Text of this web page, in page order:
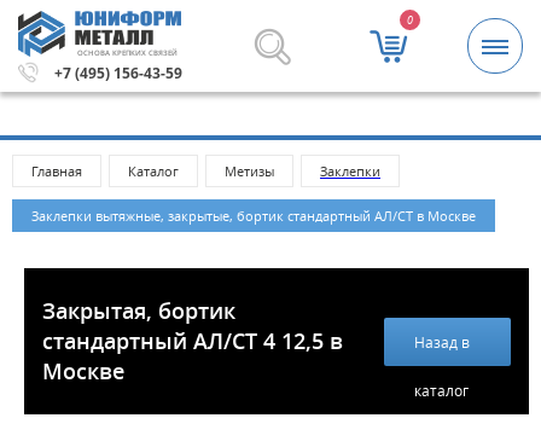
ОСНОВА КРЕПКИХ СВЯЗЕЙ
+7 (495) 156-43-59
0
Метизы и крепежные изделия оптом. Минимальная
Главная Каталог Метизы Заклепки
Заклепки вытяжные, закрытые, бортик стандартный АЛ/СТ в Москве
Закрытая, бортик
стандартный АЛ/СТ 4 12,5 в
Москве
Назад в
каталог